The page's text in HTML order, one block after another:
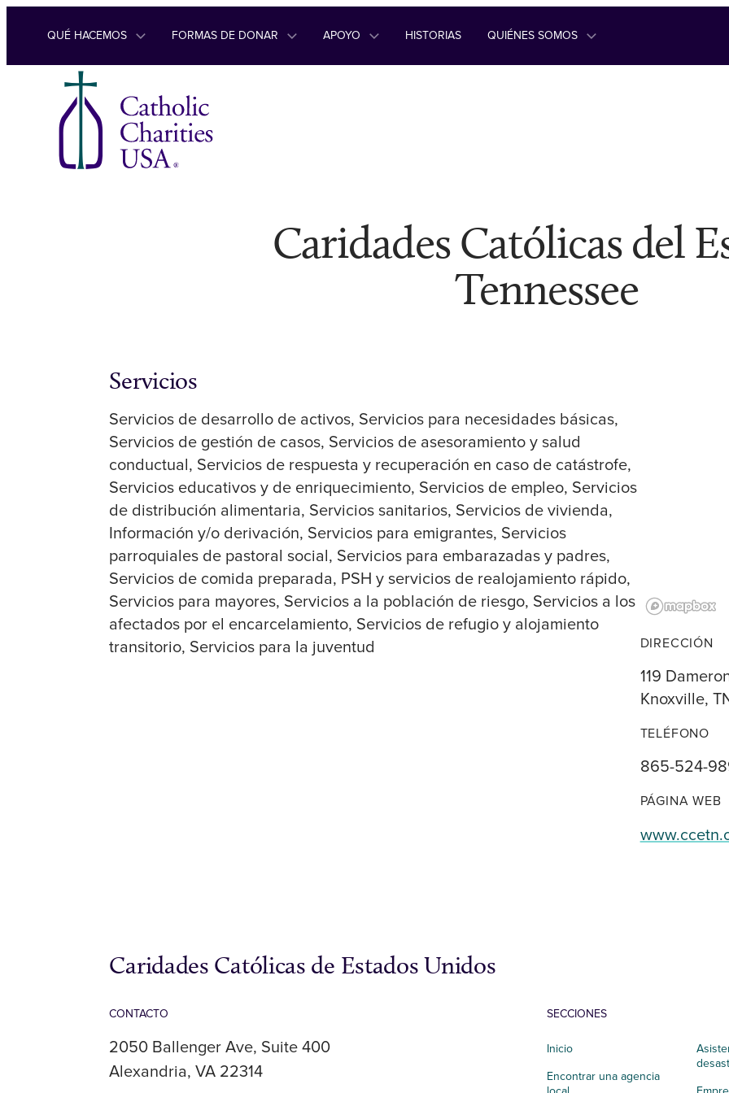
Ir al contenido
QUÉ HACEMOS FORMAS DE DONAR APOYO HISTORIAS QUIÉNES SOMOS
Caridades Católicas del
Tennessee
Servicios
Servicios de desarrollo de activos Servicios para necesidades básicas
Servicios de gestión de casos Servicios de asesoramiento y salud
conductual Servicios de respuesta y recuperación en caso de catástrofe
Servicios educativos y de enriquecimiento Servicios de empleo Servicios
de distribución alimentaria Servicios sanitarios Servicios de vivienda
Información y/o derivación Servicios para emigrantes Servicios
parroquiales de pastoral social Servicios para embarazadas y padres
Servicios de comida preparada PSH y servicios de realojamiento rápido
Servicios para mayores Servicios a la población de riesgo Servicios a los
afectados por el encarcelamiento Servicios de refugio y alojamiento
transitorio Servicios para la juventud DIRECCIÓN
119
Knoxville,
TELÉFONO
865-524-
PÁGINA WEB
Caridades Católicas de Estados Unidos
CONTACTO
2050 Ballenger Ave, Suite 400
Alexandria, VA 22314
SECCIONES
Inicio
Encontrar una agencia